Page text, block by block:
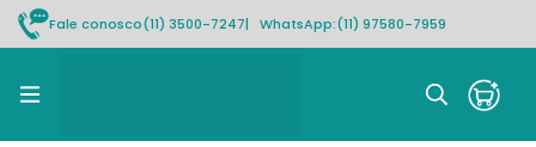
Fale conosco(11) 3500-7247| WhatsApp:(11) 97580-7959